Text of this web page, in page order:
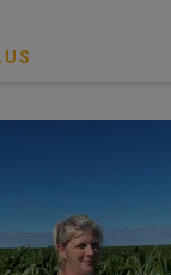
culturale, je cultive
sur tournesol,
Dakota 2,5 l/ha +
ces produits en